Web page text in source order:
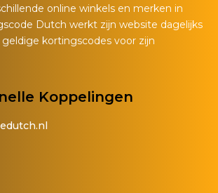
online winkels en merken in
Dutch werkt zijn website dagelijks
kortingscodes voor zijn
Koppelingen